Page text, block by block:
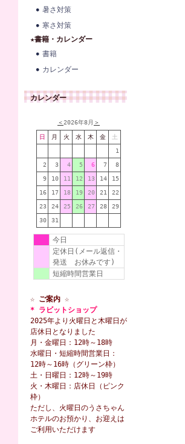
暑さ対策
寒さ対策
★書籍・カレンダー
書籍
カレンダー
カレンダー
＜2026年8月 ＞
日 月 火 水 木 金 土
1
2 3 4 5 6 7 8
9 10 11 12 13 14 15
16 17 18 19 20 21 22
23 24 25 26 27 28 29
30 31
今日
定休日(メール返信・
発送 お休みです)
短縮時間営業日
☆ ご案内 ☆
* ラビットショップ
2025年より火曜日と木曜日が
店休日となりました
月・金曜日：12時～18時
水曜日・短縮時間営業日：
12時～16時（グリーン枠）
土・日曜日：12時～19時
火・木曜日：店休日（ピンク
枠）
ただし、火曜日のうさちゃん
ホテルのお預かり、お迎えは
ご利用いただけます